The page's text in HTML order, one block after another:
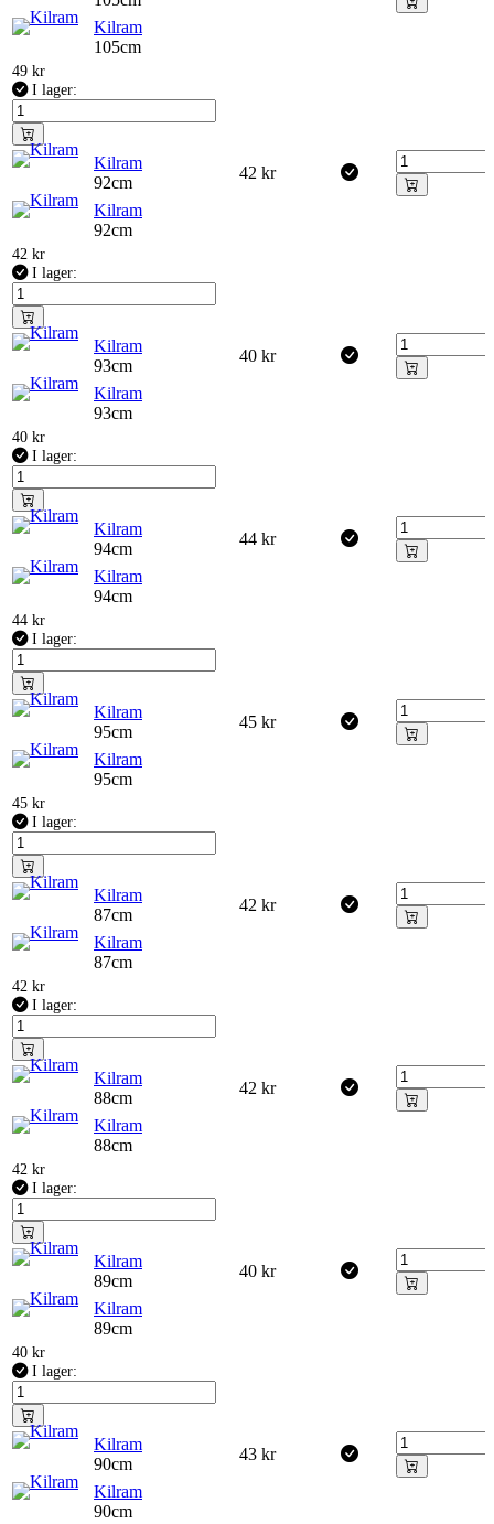
Kilram
105cm
49 kr
I lager:
Kilram
92cm
42 kr
Kilram
92cm
42 kr
I lager:
Kilram
93cm
40 kr
Kilram
93cm
40 kr
I lager:
Kilram
94cm
44 kr
Kilram
94cm
44 kr
I lager:
Kilram
95cm
45 kr
Kilram
95cm
45 kr
I lager:
Kilram
87cm
42 kr
Kilram
87cm
42 kr
I lager:
Kilram
88cm
42 kr
Kilram
88cm
42 kr
I lager:
Kilram
89cm
40 kr
Kilram
89cm
40 kr
I lager:
Kilram
90cm
43 kr
Kilram
90cm